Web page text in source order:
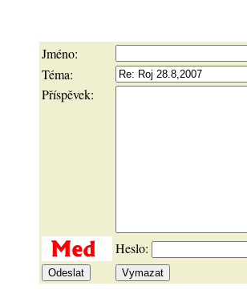
Jméno:
Téma:
Příspěvek:
Heslo: